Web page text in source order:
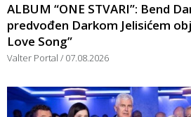
ALBUM “ONE STVARI”: Bend
predvođen Darkom Jelisićem
Love Song”
Valter Portal 07.08.2026